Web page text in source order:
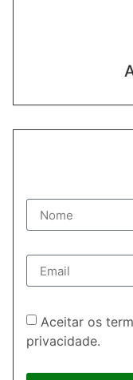
Aceitar os
privacidade.